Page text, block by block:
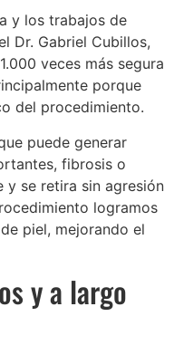
y los trabajos de
Dr. Gabriel Cubillos,
veces más segura
porque
del procedimiento.
puede generar
fibrosis o
y se retira sin agresión
logramos
piel, mejorando el
y a largo